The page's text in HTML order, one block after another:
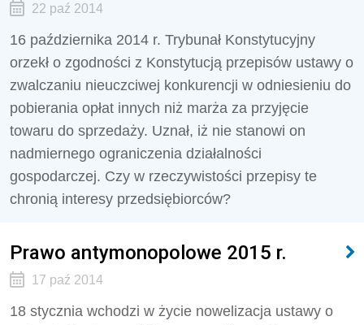
22 paź 2014
16 października 2014 r. Trybunał Konstytucyjny
orzekł o zgodności z Konstytucją przepisów ustawy o
zwalczaniu nieuczciwej konkurencji w odniesieniu do
pobierania opłat innych niż marża za przyjęcie
towaru do sprzedaży. Uznał, iż nie stanowi on
nadmiernego ograniczenia działalności
gospodarczej. Czy w rzeczywistości przepisy te
chronią interesy przedsiębiorców?
Prawo antymonopolowe 2015 r.
17 paź 2014
18 stycznia wchodzi w życie nowelizacja ustawy o